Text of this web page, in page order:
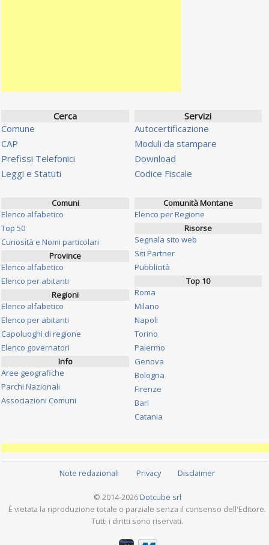
Cerca
Comune
CAP
Prefissi Telefonici
Leggi e Statuti
Servizi
Autocertificazione
Moduli da stampare
Download
Codice Fiscale
Comuni
Elenco alfabetico
Top 50
Curiosità e Nomi particolari
Province
Elenco alfabetico
Elenco per abitanti
Regioni
Elenco alfabetico
Elenco per abitanti
Capoluoghi di regione
Elenco governatori
Info
Aree geografiche
Parchi Nazionali
Associazioni Comuni
Comunità Montane
Elenco per Regione
Risorse
Segnala sito web
Siti Partner
Pubblicità
Top 10
Roma
Milano
Napoli
Torino
Palermo
Genova
Bologna
Firenze
Bari
Catania
Note redazionali Privacy Disclaimer
© 2014-2026 Dotcube srl
È vietata la riproduzione totale o parziale senza il consenso dell'Editore.
Tutti i diritti sono riservati.